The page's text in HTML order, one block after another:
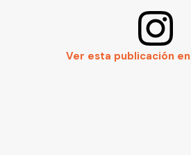
Ver esta publicación